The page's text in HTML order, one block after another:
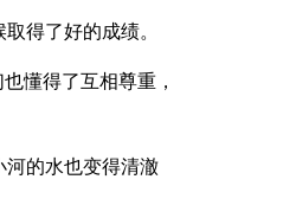
得了好的成绩。
懂得了互相尊重，
的水也变得清澈